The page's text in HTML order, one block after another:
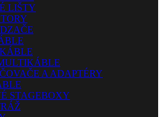
LIŠTY
A ADAPTÉRY
STAGEBOXY